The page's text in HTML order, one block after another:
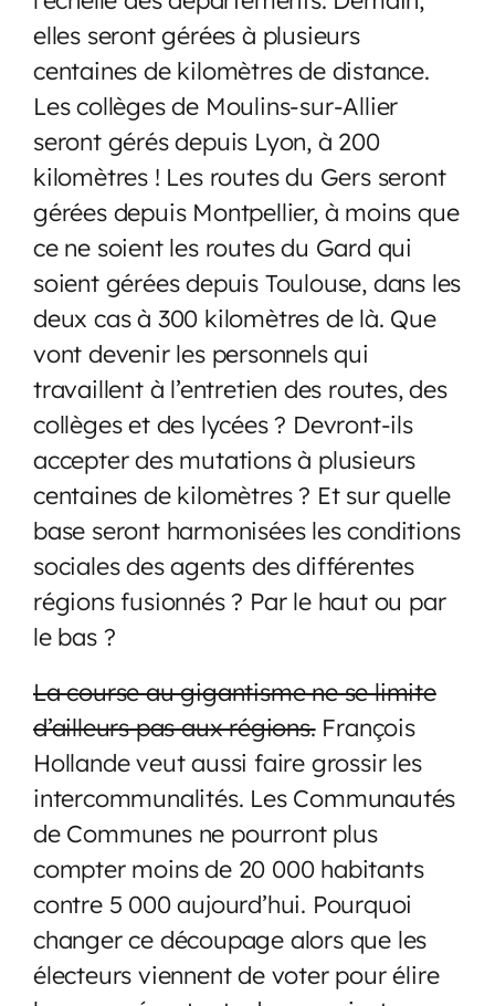
elles seront gérées à plusieurs
centaines de kilomètres de distance.
Les collèges de Moulins-sur-Allier
seront gérés depuis Lyon, à 200
kilomètres ! Les routes du Gers seront
gérées depuis Montpellier, à moins que
ce ne soient les routes du Gard qui
soient gérées depuis Toulouse, dans les
deux cas à 300 kilomètres de là. Que
vont devenir les personnels qui
travaillent à l’entretien des routes, des
collèges et des lycées ? Devront-ils
accepter des mutations à plusieurs
centaines de kilomètres ? Et sur quelle
base seront harmonisées les conditions
sociales des agents des différentes
régions fusionnés ? Par le haut ou par
le bas ?
La course au gigantisme ne se limite
d’ailleurs pas aux régions.François
Hollande veut aussi faire grossir les
intercommunalités. Les Communautés
de Communes ne pourront plus
compter moins de 20 000 habitants
contre 5 000 aujourd’hui. Pourquoi
changer ce découpage alors que les
électeurs viennent de voter pour élire